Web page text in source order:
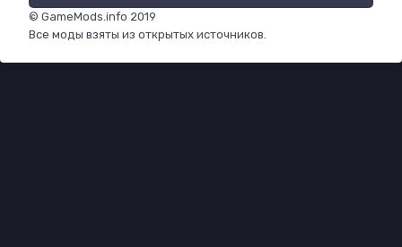
© GameMods.info 2019
Все моды взяты из открытых источников.